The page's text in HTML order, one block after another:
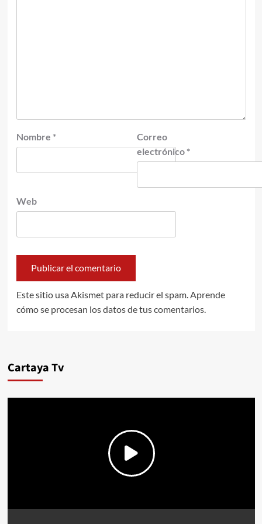
Nombre *
Correo
electrónico *
Web
Este sitio usa Akismet para reducir el spam. Aprende
cómo se procesan los datos de tus comentarios.
Cartaya Tv